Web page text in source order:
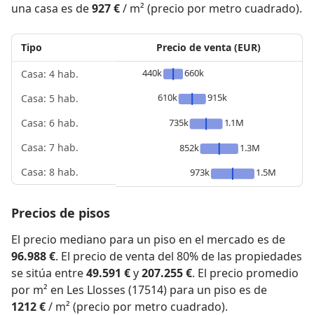
una casa es de927 €/ m² (precio por metro cuadrado).
Tipo
Casa: 4 hab.
Casa: 5 hab.
Casa: 6 hab.
Casa: 7 hab.
Casa: 8 hab.
Precio de venta (EUR)
440k
660k
610k
915k
735k
1.1M
852k
1.3M
973k
1.5M
Precios de pisos
El precio mediano para un piso en el mercado es de
96.988 €. El precio de venta del 80% de las propiedades
se sitúa entre49.591 €y207.255 €. El precio promedio
por m² en Les Llosses (17514) para un piso es de
1212 €/ m² (precio por metro cuadrado).